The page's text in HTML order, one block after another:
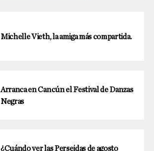
Michelle Vieth, la amiga más compartida.
Arranca en Cancún el Festival de Danzas
Negras
¿Cuándo ver las Perseidas de agosto